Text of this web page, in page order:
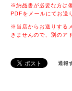
※納品書が必要な方は
PDFをメールにてお送
※当店からお送りする
きませんので、別のア
通報